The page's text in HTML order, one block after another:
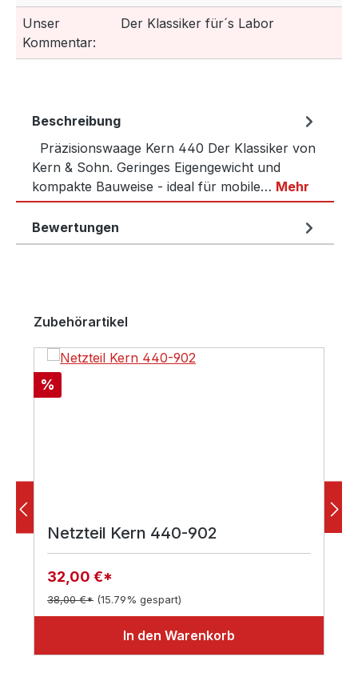
Unser
Kommentar:
Der Klassiker für´s Labor
Beschreibung
Präzisionswaage Kern 440 Der Klassiker von
Kern & Sohn. Geringes Eigengewicht und
kompakte Bauweise - ideal für mobile… Mehr
Bewertungen
Produktgalerie überspringen
Zubehörartikel
Rabatt
%
Netzteil Kern 440-902
32,00 €*
38,00 €* (15.79% gespart)
In den Warenkorb